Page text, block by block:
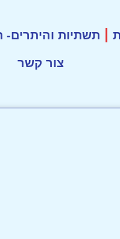
תשתיות והיתרים-
צור קשר